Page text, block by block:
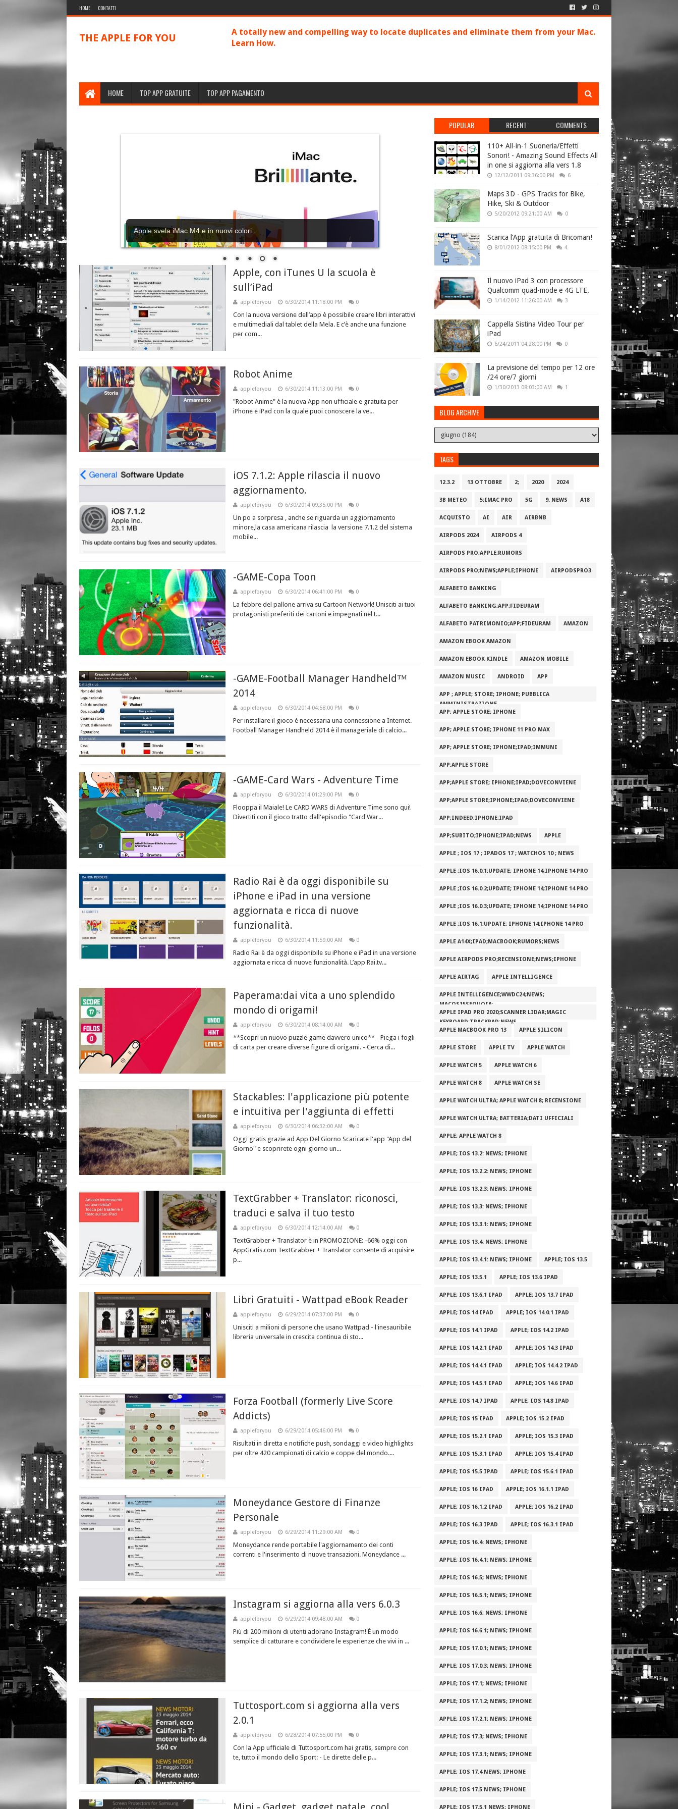
HOME CONTATTI
THE APPLE FOR YOU
A totally new and compelling way to locate duplicates and eliminate them from your Mac.
Learn How.
HOME TOP APP GRATUITE TOP APP PAGAMENTO
Apple svela iMac M4 e in nuovi colori .
Apple, con iTunes U la scuola è
sull’iPad
appleforyou 6/30/2014 11:18:00 PM 0
Con la nuova versione dell’app è possibile creare libri interattivi
e multimediali dal tablet della Mela. E c’è anche una funzione
per com...
Robot Anime
appleforyou 6/30/2014 11:13:00 PM 0
"Robot Anime" è la nuova App non ufficiale e gratuita per
iPhone e iPad con la quale puoi conoscere la ve...
iOS 7.1.2: Apple rilascia il nuovo
aggiornamento.
appleforyou 6/30/2014 09:35:00 PM 0
Un po a sorpresa , anche se riguarda un aggiornamento
minore,la casa americana rilascia la versione 7.1.2 del sistema
mobile...
-GAME-Copa Toon
appleforyou 6/30/2014 06:41:00 PM 0
La febbre del pallone arriva su Cartoon Network! Unisciti ai tuoi
protagonisti preferiti dei cartoni e impegnati nel t...
-GAME-Football Manager Handheld™
2014
appleforyou 6/30/2014 04:58:00 PM 0
Per installare il gioco è necessaria una connessione a Internet.
Football Manager Handheld 2014 è il manageriale di calcio...
-GAME-Card Wars - Adventure Time
appleforyou 6/30/2014 01:29:00 PM 0
Flooppa il Maiale! Le CARD WARS di Adventure Time sono qui!
Divertiti con il gioco tratto dall'episodio "Card War...
Radio Rai è da oggi disponibile su
iPhone e iPad in una versione
aggiornata e ricca di nuove
funzionalità.
appleforyou 6/30/2014 11:59:00 AM 0
Radio Rai è da oggi disponibile su iPhone e iPad in una versione
aggiornata e ricca di nuove funzionalità. L’app Rai.tv...
Paperama:dai vita a uno splendido
mondo di origami!
appleforyou 6/30/2014 08:14:00 AM 0
**Scopri un nuovo puzzle game davvero unico** - Piega i fogli
di carta per creare diverse figure di origami. - Cerca di...
Stackables: l'applicazione più potente
e intuitiva per l'aggiunta di effetti
appleforyou 6/30/2014 06:32:00 AM 0
Oggi gratis grazie ad App Del Giorno Scaricate l'app "App del
Giorno" e scoprirete ogni giorno un...
TextGrabber + Translator: riconosci,
appleforyou 6/30/2014 12:14:00 AM 0
TextGrabber + Translator è in PROMOZIONE: -66% oggi con
AppGratis.com TextGrabber + Translator consente di acquisire
p...
Libri Gratuiti - Wattpad eBook Reader
appleforyou 6/29/2014 07:37:00 PM 0
Unisciti a milioni di persone che usano Wattpad - l'inesauribile
libreria universale in crescita continua di sto...
Forza Football (formerly Live Score
Addicts)
appleforyou 6/29/2014 05:46:00 PM 0
Risultati in diretta e notifiche push, sondaggi e video highlights
per oltre 420 campionati di calcio e coppe del mondo....
Moneydance Gestore di Finanze
Personale
appleforyou 6/29/2014 11:29:00 AM 0
Moneydance rende portabile l'aggiornamento dei conti
correnti e l'inserimento di nuove transazioni. Moneydance ...
Instagram si aggiorna alla vers 6.0.3
appleforyou 6/29/2014 09:48:00 AM 0
Più di 200 milioni di utenti adorano Instagram! È un modo
semplice di catturare e condividere le esperienze che vivi in ...
Tuttosport.com si aggiorna alla vers
2.0.1
appleforyou 6/28/2014 07:55:00 PM 0
Con la App ufficiale di Tuttosport.com hai gratis, sempre con
te, tutto il mondo dello Sport: - Le dirette delle p...
POPULAR RECENT COMMENTS
110+ All-in-1 Suoneria/Effetti
Sonori! - Amazing Sound Effects All
in one si aggiorna alla vers 1.8
12/12/2011 09:36:00 PM 6
Maps 3D - GPS Tracks for Bike,
Hike, Ski & Outdoor
5/20/2012 09:21:00 AM 0
Scarica l’App gratuita di Bricoman!
8/01/2012 08:15:00 PM 4
Il nuovo iPad 3 con processore
Qualcomm quad-mode e 4G LTE.
1/14/2012 11:26:00 AM 3
Cappella Sistina Video Tour per
iPad
6/24/2011 04:28:00 PM 0
La previsione del tempo per 12 ore
/24 ore/7 giorni
1/30/2013 08:03:00 AM 1
BLOG ARCHIVE
TAGS
12.3.2 13 OTTOBRE 2; 2020 2024
3B METEO 5;IMAC PRO 5G 9. NEWS A18
ACQUISTO AI AIR AIRBNB
AIRPODS 2024 AIRPODS 4
AIRPODS PRO;APPLE;RUMORS
AIRPODS PRO;NEWS;APPLE;IPHONE AIRPODSPRO3
ALFABETO BANKING
ALFABETO BANKING;APP;FIDEURAM
ALFABETO PATRIMONI‪O‬;APP;FIDEURAM AMAZON
AMAZON EBOOK AMAZON
AMAZON EBOOK KINDLE AMAZON MOBILE
AMAZON MUSIC ANDROID APP
APP ; APPLE; STORE; IPHONE; PUBBLICA
AMMINISTRAZIONE
APP; APPLE STORE; IPHONE
APP; APPLE STORE; IPHONE 11 PRO MAX
APP; APPLE STORE; IPHONE;IPAD;IMMUNI
APP;APPLE STORE
APP;APPLE STORE; IPHONE;IPAD;DOVECONVIENE
APP;APPLE STORE;IPHONE;IPAD;DOVECONVIENE
APP;INDEED;IPHONE;IPAD
APP;SUBITO;IPHONE;IPAD;NEWS APPLE
APPLE ; IOS 17 ; IPADOS 17 ; WATCHOS 10 ; NEWS
APPLE ;IOS 16.0.1;UPDATE; IPHONE 14;IPHONE 14 PRO
APPLE ;IOS 16.0.2;UPDATE; IPHONE 14;IPHONE 14 PRO
APPLE ;IOS 16.0.3;UPDATE; IPHONE 14;IPHONE 14 PRO
APPLE ;IOS 16.1;UPDATE; IPHONE 14;IPHONE 14 PRO
APPLE A14X;IPAD;MACBOOK;RUMORS;NEWS
APPLE AIRPODS PRO;RECENSIONE;NEWS;IPHONE
APPLE AIRTAG APPLE INTELLIGENCE
APPLE INTELLIGENCE;WWDC24;NEWS;
MACOS15SEQUOIA;
APPLE IPAD PRO 2020;SCANNER LIDAR;MAGIC
KEYBOARD;TRACKPAD;NEWS
APPLE MACBOOK PRO 13
APPLE SILICON
APPLE STORE APPLE TV APPLE WATCH
APPLE WATCH 5 APPLE WATCH 6
APPLE WATCH 8 APPLE WATCH SE
APPLE WATCH ULTRA; APPLE WATCH 8; RECENSIONE
APPLE WATCH ULTRA; BATTERIA;DATI UFFICIALI
APPLE; APPLE WATCH 8
APPLE; IOS 13.2: NEWS; IPHONE
APPLE; IOS 13.2.2: NEWS; IPHONE
APPLE; IOS 13.2.3: NEWS; IPHONE
APPLE; IOS 13.3: NEWS; IPHONE
APPLE; IOS 13.3.1: NEWS; IPHONE
APPLE; IOS 13.4: NEWS; IPHONE
APPLE; IOS 13.4.1: NEWS; IPHONE APPLE; IOS 13.5
APPLE; IOS 13.5.1 APPLE; IOS 13.6 IPAD
APPLE; IOS 13.6.1 IPAD APPLE; IOS 13.7 IPAD
APPLE; IOS 14 IPAD APPLE; IOS 14.0.1 IPAD
APPLE; IOS 14.1 IPAD APPLE; IOS 14.2 IPAD
APPLE; IOS 14.2.1 IPAD APPLE; IOS 14.3 IPAD
APPLE; IOS 14.4.1 IPAD APPLE; IOS 14.4.2 IPAD
APPLE; IOS 14.5.1 IPAD APPLE; IOS 14.6 IPAD
APPLE; IOS 14.7 IPAD APPLE; IOS 14.8 IPAD
APPLE; IOS 15 IPAD APPLE; IOS 15.2 IPAD
APPLE; IOS 15.2.1 IPAD APPLE; IOS 15.3 IPAD
APPLE; IOS 15.3.1 IPAD APPLE; IOS 15.4 IPAD
APPLE; IOS 15.5 IPAD APPLE; IOS 15.6.1 IPAD
APPLE; IOS 16 IPAD APPLE; IOS 16.1.1 IPAD
APPLE; IOS 16.1.2 IPAD APPLE; IOS 16.2 IPAD
APPLE; IOS 16.3 IPAD APPLE; IOS 16.3.1 IPAD
APPLE; IOS 16.4: NEWS; IPHONE
APPLE; IOS 16.4.1: NEWS; IPHONE
APPLE; IOS 16.5; NEWS; IPHONE
APPLE; IOS 16.5.1; NEWS; IPHONE
APPLE; IOS 16.6; NEWS; IPHONE
APPLE; IOS 16.6.1; NEWS; IPHONE
APPLE; IOS 17.0.1; NEWS; IPHONE
APPLE; IOS 17.0.3; NEWS; IPHONE
APPLE; IOS 17.1; NEWS; IPHONE
APPLE; IOS 17.1.2; NEWS; IPHONE
APPLE; IOS 17.2.1; NEWS; IPHONE
APPLE; IOS 17.3; NEWS; IPHONE
APPLE; IOS 17.3.1; NEWS; IPHONE
APPLE; IOS 17.4 NEWS; IPHONE
APPLE; IOS 17.5 NEWS; IPHONE
APPLE; IOS 17.5.1 NEWS; IPHONE